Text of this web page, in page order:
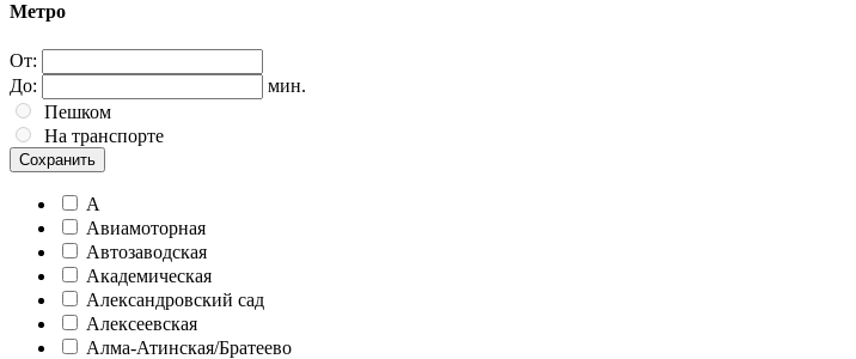
Метро
От:
До:
мин.
Пешком
На транспорте
Сохранить
А
Авиамоторная
Автозаводская
Академическая
Александровский сад
Алексеевская
Алма-Атинская/Братеево